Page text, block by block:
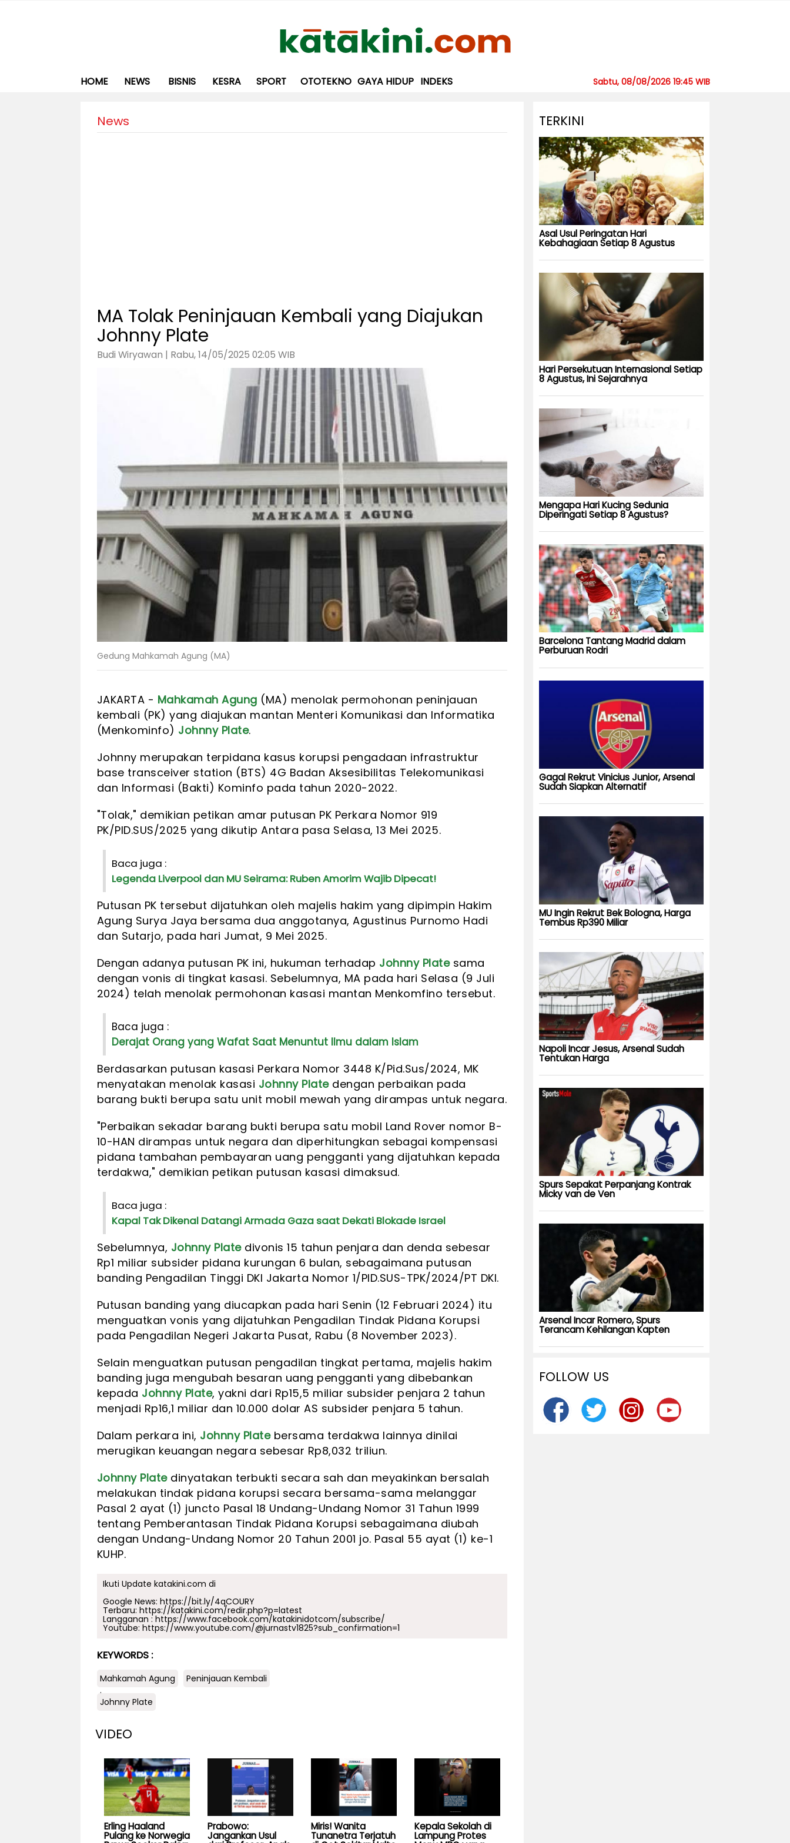
HOME NEWS BISNIS KESRA SPORT OTOTEKNO GAYA HIDUP INDEKS Sabtu, 08/08/2026 19:45 WIB
News
MA Tolak Peninjauan Kembali yang Diajukan
Johnny Plate
Budi Wiryawan | Rabu, 14/05/2025 02:05 WIB
Gedung Mahkamah Agung (MA)
JAKARTA - Mahkamah Agung (MA) menolak permohonan peninjauan
kembali (PK) yang diajukan mantan Menteri Komunikasi dan Informatika
(Menkominfo) Johnny Plate.
Johnny merupakan terpidana kasus korupsi pengadaan infrastruktur
base transceiver station (BTS) 4G Badan Aksesibilitas Telekomunikasi
dan Informasi (Bakti) Kominfo pada tahun 2020-2022.
"Tolak," demikian petikan amar putusan PK Perkara Nomor 919
PK/PID.SUS/2025 yang dikutip Antara pasa Selasa, 13 Mei 2025.
Baca juga :
Legenda Liverpool dan MU Seirama: Ruben Amorim Wajib Dipecat!
Putusan PK tersebut dijatuhkan oleh majelis hakim yang dipimpin Hakim
Agung Surya Jaya bersama dua anggotanya, Agustinus Purnomo Hadi
dan Sutarjo, pada hari Jumat, 9 Mei 2025.
Dengan adanya putusan PK ini, hukuman terhadap Johnny Platesama
dengan vonis di tingkat kasasi. Sebelumnya, MA pada hari Selasa (9 Juli
2024) telah menolak permohonan kasasi mantan Menkomfino tersebut.
Baca juga :
Derajat Orang yang Wafat Saat Menuntut Ilmu dalam Islam
Berdasarkan putusan kasasi Perkara Nomor 3448 K/Pid.Sus/2024, MK
menyatakan menolak kasasi Johnny Platedengan perbaikan pada
barang bukti berupa satu unit mobil mewah yang dirampas untuk negara.
"Perbaikan sekadar barang bukti berupa satu mobil Land Rover nomor B-
10-HAN dirampas untuk negara dan diperhitungkan sebagai kompensasi
pidana tambahan pembayaran uang pengganti yang dijatuhkan kepada
terdakwa," demikian petikan putusan kasasi dimaksud.
Baca juga :
Kapal Tak Dikenal Datangi Armada Gaza saat Dekati Blokade Israel
Sebelumnya, Johnny Platedivonis 15 tahun penjara dan denda sebesar
Rp1 miliar subsider pidana kurungan 6 bulan, sebagaimana putusan
banding Pengadilan Tinggi DKI Jakarta Nomor 1/PID.SUS-TPK/2024/PT DKI.
Putusan banding yang diucapkan pada hari Senin (12 Februari 2024) itu
menguatkan vonis yang dijatuhkan Pengadilan Tindak Pidana Korupsi
pada Pengadilan Negeri Jakarta Pusat, Rabu (8 November 2023).
Selain menguatkan putusan pengadilan tingkat pertama, majelis hakim
banding juga mengubah besaran uang pengganti yang dibebankan
kepada Johnny Plate, yakni dari Rp15,5 miliar subsider penjara 2 tahun
menjadi Rp16,1 miliar dan 10.000 dolar AS subsider penjara 5 tahun.
Dalam perkara ini, Johnny Platebersama terdakwa lainnya dinilai
merugikan keuangan negara sebesar Rp8,032 triliun.
Johnny Platedinyatakan terbukti secara sah dan meyakinkan bersalah
melakukan tindak pidana korupsi secara bersama-sama melanggar
Pasal 2 ayat (1) juncto Pasal 18 Undang-Undang Nomor 31 Tahun 1999
tentang Pemberantasan Tindak Pidana Korupsi sebagaimana diubah
dengan Undang-Undang Nomor 20 Tahun 2001 jo. Pasal 55 ayat (1) ke-1
KUHP.
Ikuti Update katakini.com di
Google News: https://bit.ly/4qCOURY
Terbaru: https://katakini.com/redir.php?p=latest
Langganan : https://www.facebook.com/katakinidotcom/subscribe/
Youtube: https://www.youtube.com/@jurnastv1825?sub_confirmation=1
KEYWORDS :
Mahkamah Agung
Peninjauan Kembali
.
Johnny Plate
VIDEO
Erling Haaland
Pulang ke Norwegia
Prabowo:
Jangankan Usul
Miris! Wanita
Tunanetra Terjatuh
Kepala Sekolah di
Lampung Protes
TERKINI
Asal Usul Peringatan Hari
Kebahagiaan Setiap 8 Agustus
Hari Persekutuan Internasional Setiap
8 Agustus, Ini Sejarahnya
Mengapa Hari Kucing Sedunia
Diperingati Setiap 8 Agustus?
Barcelona Tantang Madrid dalam
Perburuan Rodri
Gagal Rekrut Vinicius Junior, Arsenal
Sudah Siapkan Alternatif
MU Ingin Rekrut Bek Bologna, Harga
Tembus Rp390 Miliar
Napoli Incar Jesus, Arsenal Sudah
Tentukan Harga
Spurs Sepakat Perpanjang Kontrak
Micky van de Ven
Arsenal Incar Romero, Spurs
Terancam Kehilangan Kapten
FOLLOW US